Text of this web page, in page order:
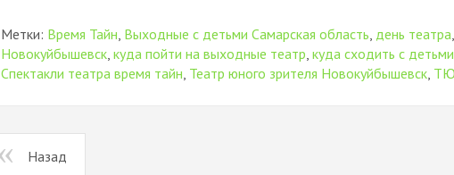
Метки: Время Тайн, Выходные с детьми Самарская область, день театра,
Новокуйбышевск,куда пойти на выходные театр,куда сходить с детьми
Спектакли театра время тайн, Театр юного зрителя Новокуйбышевск,
Назад